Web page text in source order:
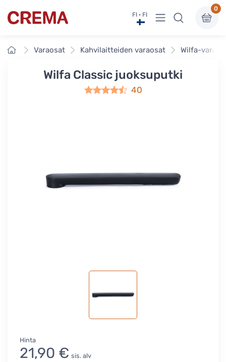
Crema FI · FI Näytä valikko
0
EtusivuVaraosat Kahvilaitteiden varaosat Wilfa-
Wilfa Classic juoksuputki
40
Hinta
21,90 € sis. alv